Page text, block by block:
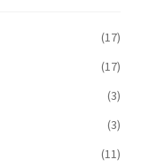
(17)
(17)
(3)
(3)
(11)